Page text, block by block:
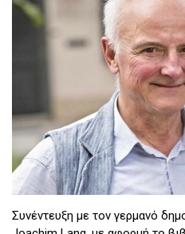
Συνέντευξη με τον γερμανό